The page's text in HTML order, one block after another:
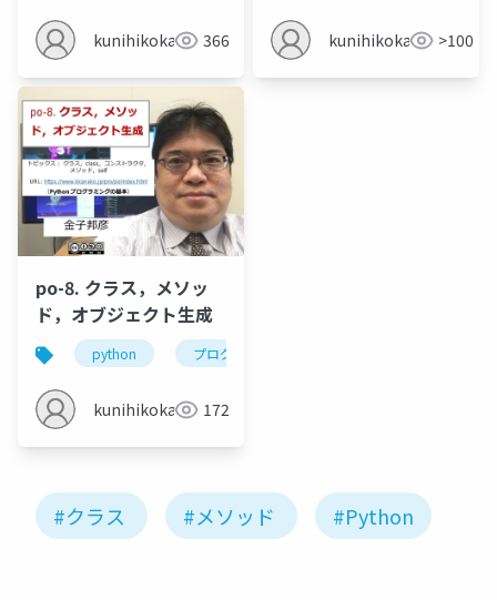
kunihikokaneko366 kunihikokaneko>100
po-8. クラス，メソッ
ド，オブジェクト生成
python プログラミング
kunihikokaneko172
#クラス #メソッド #Python